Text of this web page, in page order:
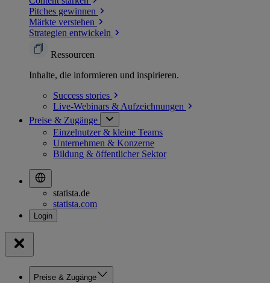
Pitches gewinnen
Märkte verstehen
Strategien entwickeln
Ressourcen
Inhalte, die informieren und inspirieren.
Success stories
Live-Webinars & Aufzeichnungen
Preise & Zugänge
Einzelnutzer & kleine Teams
Unternehmen & Konzerne
Bildung & öffentlicher Sektor
statista.de
statista.com
Preise & Zugänge